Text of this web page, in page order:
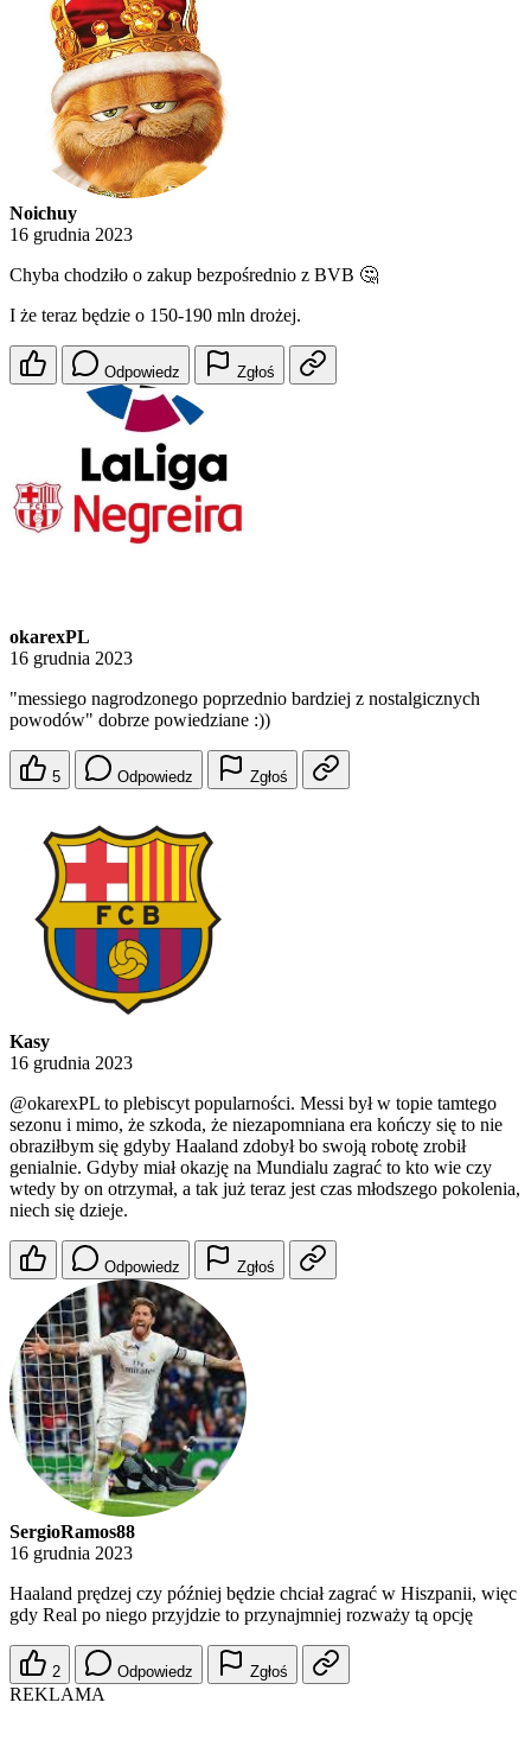
Noichuy
16 grudnia 2023
Chyba chodziło o zakup bezpośrednio z BVB 🤔
I że teraz będzie o 150-190 mln drożej.
Odpowiedz Zgłoś
okarexPL
16 grudnia 2023
"messiego nagrodzonego poprzednio bardziej z nostalgicznych
powodów" dobrze powiedziane :))
5 Odpowiedz Zgłoś
Kasy
16 grudnia 2023
@okarexPL to plebiscyt popularności. Messi był w topie tamtego
sezonu i mimo, że szkoda, że niezapomniana era kończy się to nie
obraziłbym się gdyby Haaland zdobył bo swoją robotę zrobił
genialnie. Gdyby miał okazję na Mundialu zagrać to kto wie czy
wtedy by on otrzymał, a tak już teraz jest czas młodszego pokolenia,
niech się dzieje.
Odpowiedz Zgłoś
SergioRamos88
16 grudnia 2023
Haaland prędzej czy później będzie chciał zagrać w Hiszpanii, więc
gdy Real po niego przyjdzie to przynajmniej rozważy tą opcję
2 Odpowiedz Zgłoś
REKLAMA